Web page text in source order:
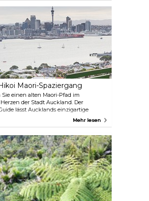
Manche verbinden Ihr Reiterlebnis
Weinverkostung. Saara und Simon
Beach Horse Treks verfolgen drei
glückliche Pferde, glückliche
glückliche Mitarbeiter. Sie können
dass sie sich gut um Sie
während Sie entlang des malerischen
Sandstrandes von Muriwai und durch
Woodhill-Wald reiten.
Maori-Spaziergang
einen alten Maori-Pfad im
der Stadt Auckland. Der
lässt Aucklands einzigartige
durch Geschichten, Gesang und
weitergegeben wurden, und die
Aucklands erleben.
Mehr lesen